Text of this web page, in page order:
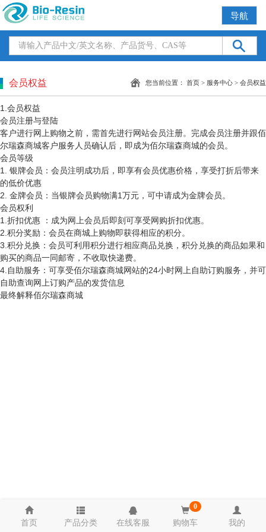
导航
会员权益 您当前位置： 首页 > 服务中心 > 会员权益
1.会员权益
会员注册与登陆
客户进行网上购物之前，需首先进行网站会员注册。完成会员注册并跟佰
尔瑞森商城客户服务人员确认后，即成为佰尔瑞森商城的会员。
会员等级
1. 银牌会员：会员注明成功后，即享有会员优惠价格，享受打折后带来
的低价优惠
2. 金牌会员：当银牌会员购物满1万元，可中请成为金牌会员。
会员权利
1.折扣优惠 ：成为网上会员后即刻可享受网购折扣优惠。
2.积分奖励：会员在商城上购物即获得相应的积分。
3.积分兑换：会员可利用积分进行相应商品兑换，积分兑换的商品如果和
购买的商品一同邮寄，不收取快递费。
4.自助服务：可享受佰尔瑞森商城网站的24小时网上自助订购服务，并可
自助查询网上订购产品的发货信息
最终解释佰尔瑞森商城
首页 产品分类 在线客服
0
购物车 我的